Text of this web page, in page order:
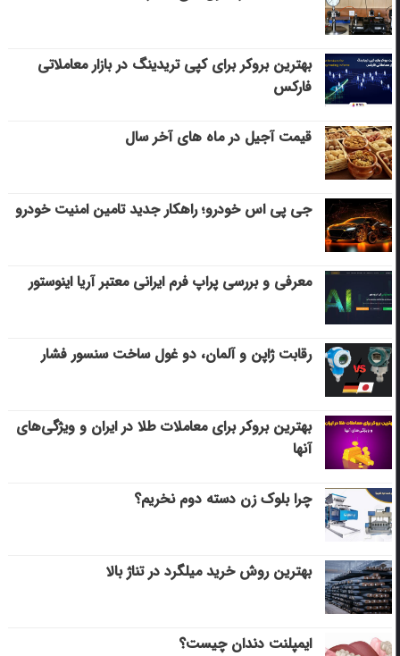
بهترین بروکر برای کپی‌ تریدینگ در بازار معاملاتی
فارکس
قیمت آجیل در ماه های آخر سال
جی پی اس خودرو؛ راهکار جدید تامین امنیت خودرو
معرفی و بررسی پراپ فرم ایرانی معتبر آریا اینوستور
رقابت ژاپن و آلمان، دو غول ساخت سنسور فشار
بهترین بروکر برای معاملات طلا در ایران و ویژگی‌های
آنها
چرا بلوک زن دسته دوم نخریم؟
بهترین روش خرید میلگرد در تناژ بالا
ایمپلنت دندان چیست؟